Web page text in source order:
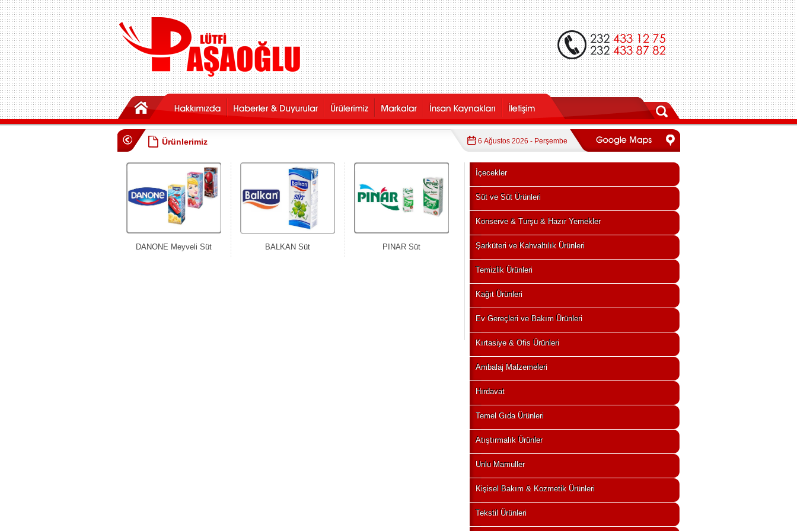
Ürünlerimiz 6 Ağustos 2026 - Perşembe
DANONE Meyveli Süt BALKAN Süt PINAR Süt
İçecekler
Süt ve Süt Ürünleri
Konserve & Turşu & Hazır Yemekler
Şarküteri ve Kahvaltılık Ürünleri
Temizlik Ürünleri
Kağıt Ürünleri
Ev Gereçleri ve Bakım Ürünleri
Kırtasiye & Ofis Ürünleri
Ambalaj Malzemeleri
Hırdavat
Temel Gıda Ürünleri
Atıştırmalık Ürünler
Unlu Mamuller
Kişisel Bakım & Kozmetik Ürünleri
Tekstil Ürünleri